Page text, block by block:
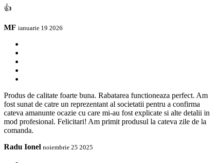
👍
MF ianuarie 19 2026
Produs de calitate foarte buna. Rabatarea functioneaza perfect. Am
fost sunat de catre un reprezentant al societatii pentru a confirma
cateva amanunte ocazie cu care mi-au fost explicate si alte detalii in
mod profesional. Felicitari! Am primit produsul la cateva zile de la
comanda.
Radu Ionel noiembrie 25 2025